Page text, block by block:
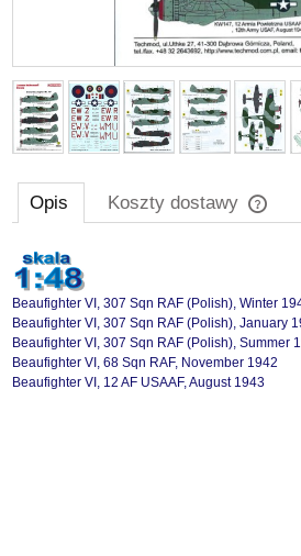
Opis Koszty dostawy
Beaufighter VI, 307 Sqn RAF (Polish), Winter
Beaufighter VI, 307 Sqn RAF (Polish), January
Beaufighter VI, 307 Sqn RAF (Polish), Summer
Beaufighter VI, 68 Sqn RAF, November 1942
Beaufighter VI, 12 AF USAAF, August 1943